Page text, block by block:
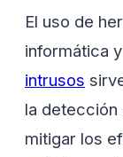
El uso de
informática
intrusos
la detección
mitigar los